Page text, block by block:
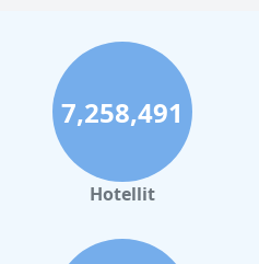
7,258,491
Hotellit